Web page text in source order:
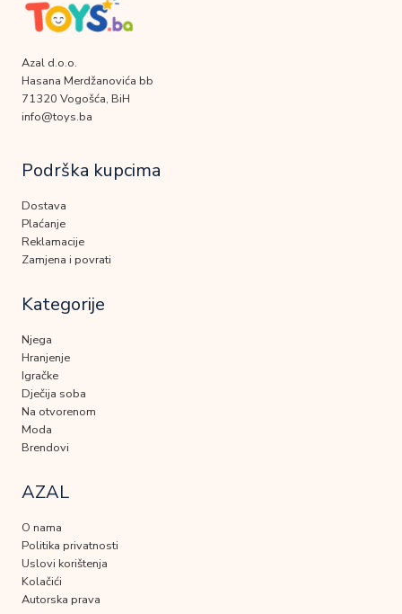
Azal d.o.o.
Hasana Merdžanovića bb
71320 Vogošća, BiH
info@toys.ba
Podrška kupcima
Dostava
Plaćanje
Reklamacije
Zamjena i povrati
Kategorije
Njega
Hranjenje
Igračke
Dječija soba
Na otvorenom
Moda
Brendovi
AZAL
O nama
Politika privatnosti
Uslovi korištenja
Kolačići
Autorska prava